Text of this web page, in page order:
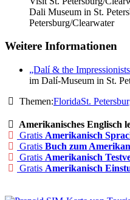
Dali Museum in St.
Petersburg/Clearwater
Weitere Informationen
„Dalí & the
im Dalí-Museum in St.
Themen:FloridaSt.
Amerikanisches Englisch
Gratis Amerikanisch
Gratis Buch zum
Gratis Amerikanisch
Gratis Amerikanisch